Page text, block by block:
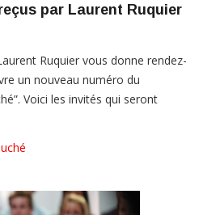
par Laurent Ruquier
Ruquier vous donne rendez-
un nouveau numéro du
Voici les invités qui seront